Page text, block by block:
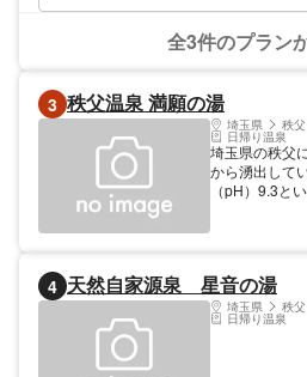
定制の「プレ
室の部屋で、
いポイント。
り、焼肉、ラ
ャンル豊富な
あるので、秩
ださい。 アソ
祭の湯で使え
す。スマート
全3件のプラン
3 秩父温泉 満願の湯
埼玉県 秩
日帰り温泉
埼玉県の秩父
から湧出して
（pH）9.3と
が揃う。施設
機では、リッ
泉水を利用し
4 天然自家源泉 星音の湯
埼玉県 秩
日帰り温泉